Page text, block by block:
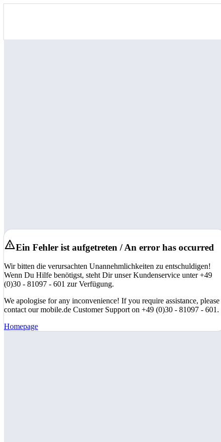
Ein Fehler ist aufgetreten / An error has occurred
Wir bitten die verursachten Unannehmlichkeiten zu entschuldigen!
Wenn Du Hilfe benötigst, steht Dir unser Kundenservice unter +49
(0)30 - 81097 - 601 zur Verfügung.
We apologise for any inconvenience! If you require assistance, please
contact our mobile.de Customer Support on +49 (0)30 - 81097 - 601.
Homepage